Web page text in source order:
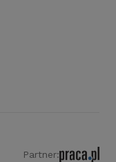
Partner: